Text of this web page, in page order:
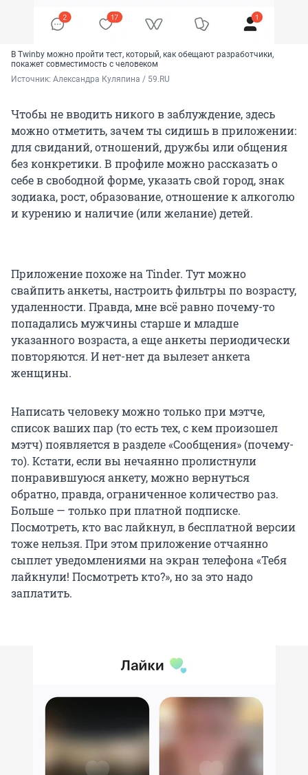
В Twinby можно пройти тест, который, как обещают разработчики,
покажет совместимость с человеком
Источник: Александра Куляпина / 59.RU
Чтобы не вводить никого в заблуждение, здесь
можно отметить, зачем ты сидишь в приложении:
для свиданий, отношений, дружбы или общения
без конкретики. В профиле можно рассказать о
себе в свободной форме, указать свой город, знак
зодиака, рост, образование, отношение к алкоголю
и курению и наличие (или желание) детей.
Приложение похоже на Tinder. Тут можно
свайпить анкеты, настроить фильтры по возрасту,
удаленности. Правда, мне всё равно почему-то
попадались мужчины старше и младше
указанного возраста, а еще анкеты периодически
повторяются. И нет-нет да вылезет анкета
женщины.
Написать человеку можно только при мэтче,
список ваших пар (то есть тех, с кем произошел
мэтч) появляется в разделе «Сообщения» (почему-
то). Кстати, если вы нечаянно пролистнули
понравившуюся анкету, можно вернуться
обратно, правда, ограниченное количество раз.
Больше — только при платной подписке.
Посмотреть, кто вас лайкнул, в бесплатной версии
тоже нельзя. При этом приложение отчаянно
сыплет уведомлениями на экран телефона «Тебя
лайкнули! Посмотреть кто?», но за это надо
заплатить.